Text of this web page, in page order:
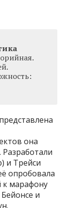
она
Разработали
и Трейси
опробовала
к марафону
и